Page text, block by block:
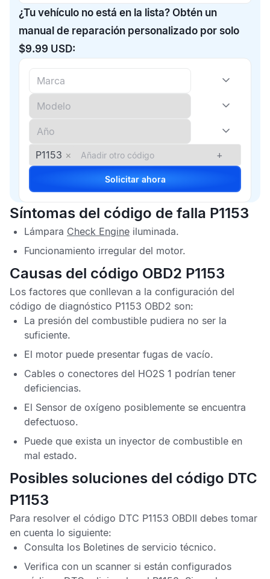
¿Tu vehículo no está en la lista? Obtén un
manual de reparación personalizado por solo
$9.99 USD:
P1153 × +
Solicitar ahora
Síntomas del código de falla P1153
Lámpara Check Engine iluminada.
Funcionamiento irregular del motor.
Causas del código OBD2 P1153
Los factores que conllevan a la configuración del
código de diagnóstico P1153 OBD2 son:
La presión del combustible pudiera no ser la
suficiente.
El motor puede presentar fugas de vacío.
Cables o conectores del HO2S 1 podrían tener
deficiencias.
El Sensor de oxígeno posiblemente se encuentra
defectuoso.
Puede que exista un inyector de combustible en
mal estado.
Posibles soluciones del código DTC
P1153
Para resolver el código DTC P1153 OBDII debes tomar
en cuenta lo siguiente:
Consulta los Boletines de servicio técnico.
Verifica con un scanner si están configurados